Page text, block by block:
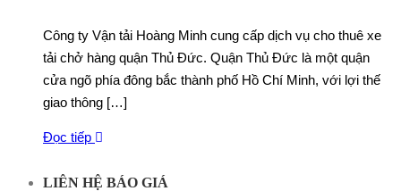
Công ty Vận tải Hoàng Minh cung cấp dịch vụ cho thuê xe
tải chở hàng quận Thủ Đức. Quận Thủ Đức là một quận
cửa ngõ phía đông bắc thành phố Hồ Chí Minh, với lợi thế
giao thông […]
Đọc tiếp
LIÊN HỆ BÁO GIÁ